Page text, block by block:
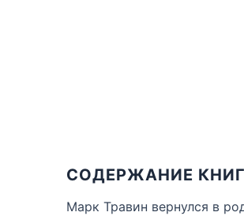
СОДЕРЖАНИЕ
Марк Травин вернулся в